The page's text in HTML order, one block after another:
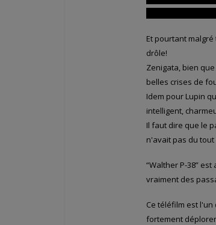
Et pourtant
drôle!
Zenigata, bien
belles crises de
Idem pour Lupin
intelligent,
Il faut dire que le
n'avait pas du
“Walther P-38”
vraiment des
Ce téléfilm est
fortement